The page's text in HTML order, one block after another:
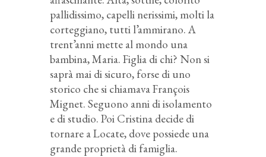
pallidissimo, capelli nerissimi, molti la
corteggiano, tutti l’ammirano. A
trent’anni mette al mondo una
bambina, Maria. Figlia di chi? Non si
saprà mai di sicuro, forse di uno
storico che si chiamava François
Mignet. Seguono anni di isolamento
e di studio. Poi Cristina decide di
tornare a Locate, dove possiede una
grande proprietà di famiglia.